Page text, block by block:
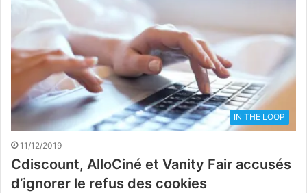
IN THE LOOP
11/12/2019
Cdiscount, AlloCiné et Vanity Fair accusés
d’ignorer le refus des cookies